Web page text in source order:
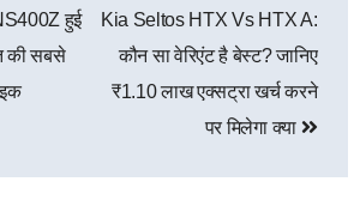
हुई
की सबसे
Kia Seltos HTX Vs HTX A:
कौन सा वेरिएंट है बेस्ट? जानिए
₹1.10 लाख एक्सट्रा खर्च करने
पर मिलेगा क्या